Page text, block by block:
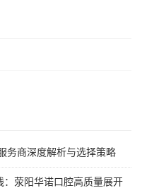
务商深度解析与选择策略
荥阳华诺口腔高质量展开